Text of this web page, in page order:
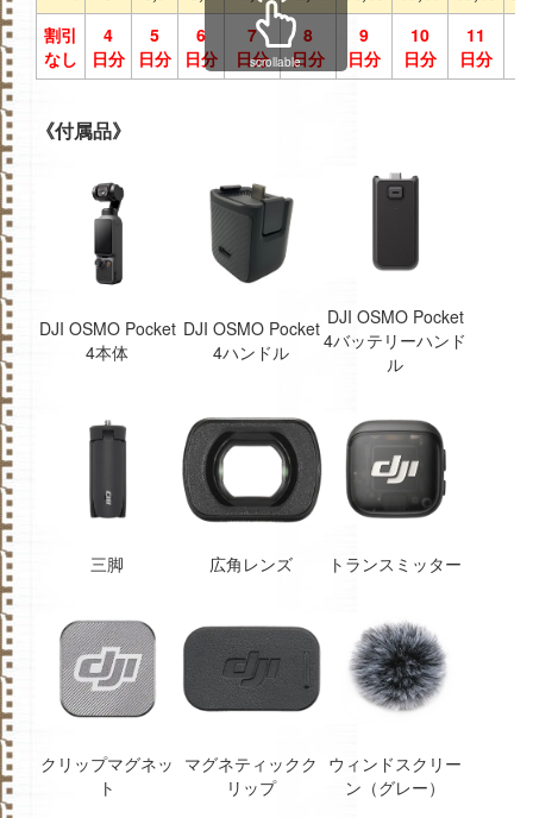
割引
なし
4
日分
5
日分
6
日分
7
日分
8
日分
9
日分
10
日分
11
日分
scrollable
《付属品》
DJI OSMO Pocket
4本体
DJI OSMO Pocket
4ハンドル
DJI OSMO Pocket
4バッテリーハンド
ル
三脚 広角レンズ トランスミッター
クリップマグネッ
ト
マグネティックク
リップ
ウィンドスクリー
ン（グレー）